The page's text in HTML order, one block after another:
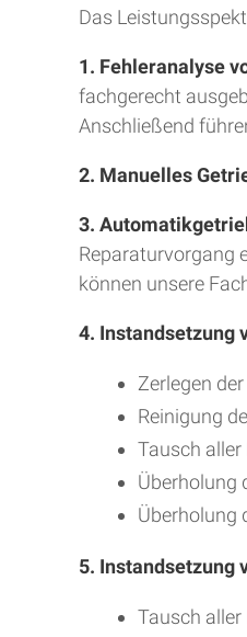
Das
1. Fehleranalyse
fachgerecht
Anschließend
2. Manuelles
3.
Reparaturvorgang
können unsere
4. Instandsetzung
Zerlegen
Reinigung
Tausch aller
Überholung
Überholung
5. Instandsetzung
Tausch